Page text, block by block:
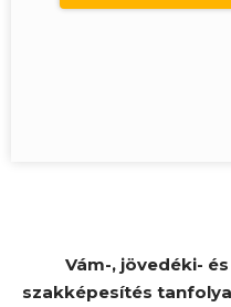
Vám-, jövedéki-
szakképesítés